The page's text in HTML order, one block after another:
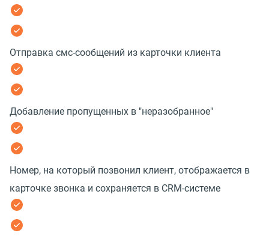
Отправка смс-сообщений из карточки клиента
Добавление пропущенных в "неразобранное"
Номер, на который позвонил клиент, отображается в
карточке звонка и сохраняется в CRM-системе